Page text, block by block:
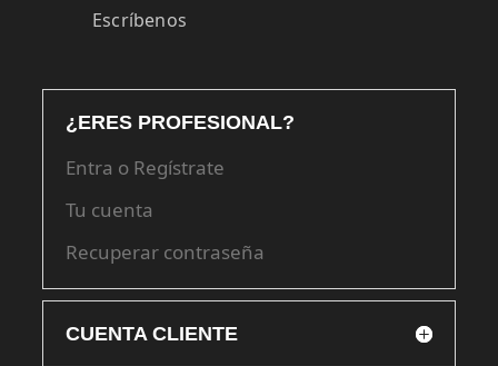
Escríbenos
¿ERES PROFESIONAL?
Entra o Regístrate
Tu cuenta
Recuperar contraseña
CUENTA CLIENTE